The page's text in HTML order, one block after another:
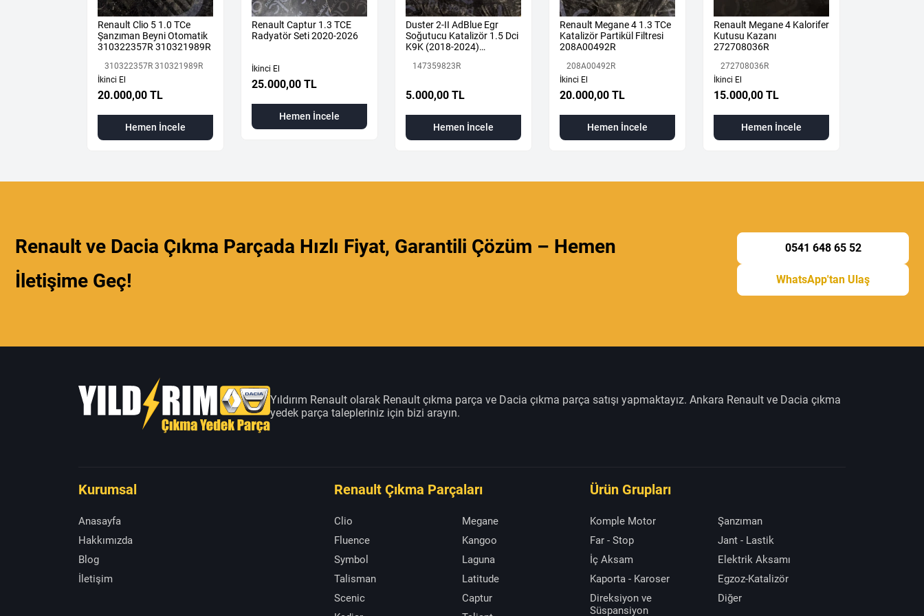
Renault Clio 5 1.0 TCe
Şanzıman Beyni Otomatik
310322357R 310321989R
310322357R 310321989R
İkinci El
20.000,00 TL
Hemen İncele
Renault Captur 1.3 TCE
Radyatör Seti 2020-2026
İkinci El
25.000,00 TL
Hemen İncele
Duster 2-II AdBlue Egr
Soğutucu Katalizör 1.5 Dci
K9K (2018-2024)
Çıkma
147359823R
5.000,00 TL
Hemen İncele
Renault Megane 4 1.3 TCe
Katalizör Partikül Filtresi
208A00492R
208A00492R
İkinci El
20.000,00 TL
Hemen İncele
Renault Megane 4 Kalorifer
Kutusu Kazanı
272708036R
272708036R
İkinci El
15.000,00 TL
Hemen İncele
Renault ve Dacia Çıkma Parçada Hızlı Fiyat, Garantili Çözüm – Hemen
İletişime Geç!
0541 648 65 52
WhatsApp'tan Ulaş
Yıldırım Renault olarak Renault çıkma parça ve Dacia çıkma parça satışı yapmaktayız. Ankara Renault ve Dacia çıkma
yedek parça talepleriniz için bizi arayın.
Kurumsal
Anasayfa
Hakkımızda
Blog
İletişim
Renault Çıkma Parçaları
Clio
Megane
Fluence
Kangoo
Symbol
Laguna
Talisman
Latitude
Scenic
Captur
Ürün Grupları
Komple Motor
Şanzıman
Far - Stop
Jant - Lastik
İç Aksam
Elektrik Aksamı
Kaporta - Karoser
Egzoz-Katalizör
Direksiyon ve
Süspansiyon
Diğer